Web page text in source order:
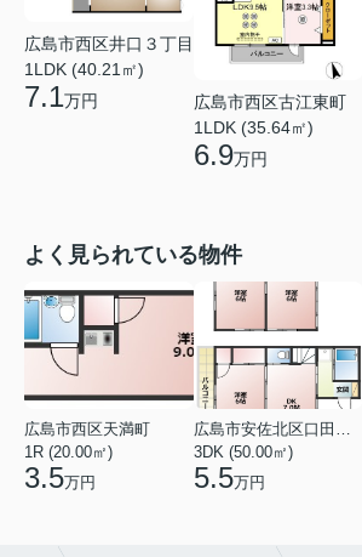
広島市西区井口３丁目
1LDK (40.21㎡)
7.1万円
広島市西区古江東町
1LDK (35.64㎡)
6.9万円
よく見られている物件
広島市西区天満町
1R (20.00㎡)
3.5万円
3DK (50.00㎡)
5.5万円